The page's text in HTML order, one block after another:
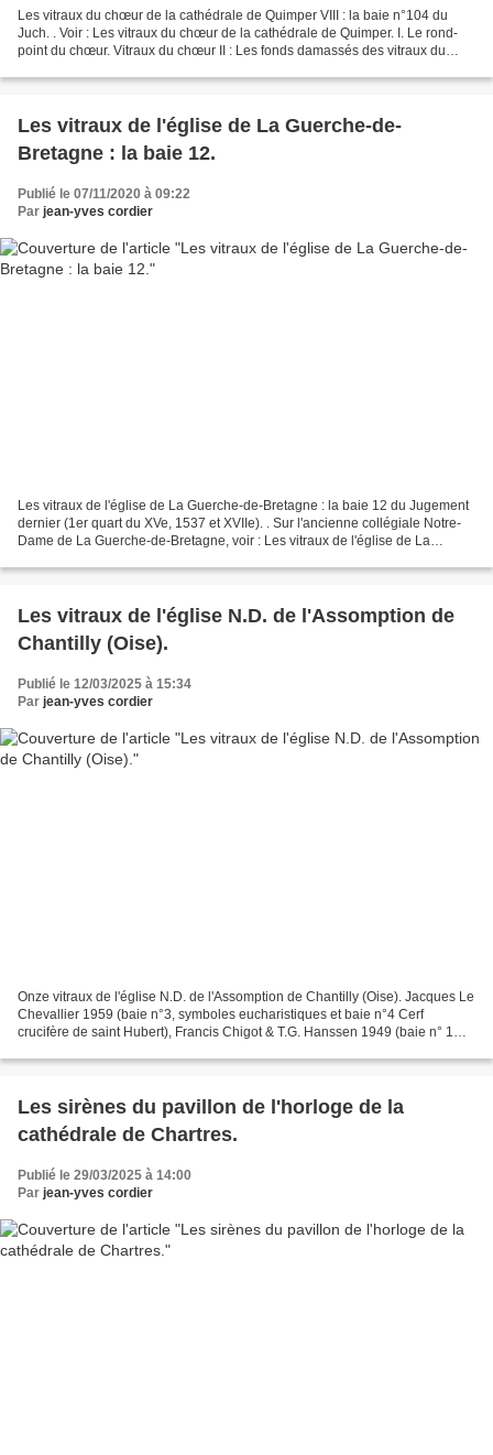
Les vitraux du chœur de la cathédrale de Quimper VIII : la baie n°104 du
Juch. . Voir : Les vitraux du chœur de la cathédrale de Quimper. I. Le rond-
point du chœur. Vitraux du chœur II : Les fonds damassés des vitraux du
Les vitraux de l'église de La Guerche-de-
Bretagne : la baie 12.
Publié le 07/11/2020 à 09:22
Par jean-yves cordier
Les vitraux de l'église de La Guerche-de-Bretagne : la baie 12 du Jugement
dernier (1er quart du XVe, 1537 et XVIIe). . Sur l'ancienne collégiale Notre-
Dame de La Guerche-de-Bretagne, voir : Les vitraux de l'église de La
Les vitraux de l'église N.D. de l'Assomption de
Chantilly (Oise).
Publié le 12/03/2025 à 15:34
Par jean-yves cordier
Onze vitraux de l'église N.D. de l'Assomption de Chantilly (Oise). Jacques Le
Chevallier 1959 (baie n°3, symboles eucharistiques et baie n°4 Cerf
crucifère de saint Hubert), Francis Chigot & T.G. Hanssen 1949 (baie n° 1
Les sirènes du pavillon de l'horloge de la
cathédrale de Chartres.
Publié le 29/03/2025 à 14:00
Par jean-yves cordier